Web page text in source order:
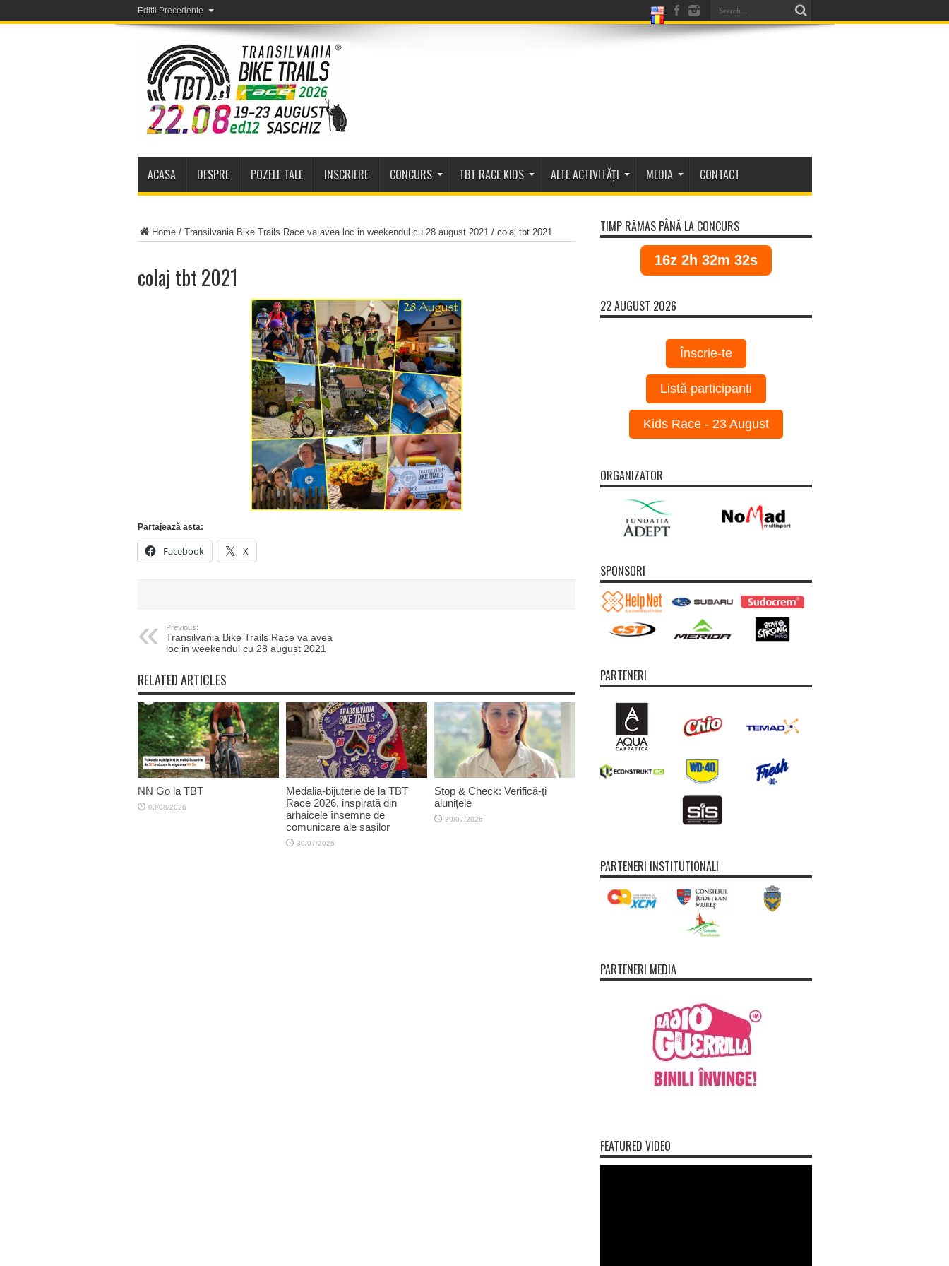
Editii Precedente
ACASA DESPRE POZELE TALE INSCRIERE CONCURS TBT RACE KIDS ALTE ACTIVITĂȚI MEDIA CONTACT
Home/ Transilvania Bike Trails Race va avea loc in weekendul cu 28 august 2021/ colaj tbt 2021
colaj tbt 2021
Partajează asta:
Facebook X
Previous:
Transilvania Bike Trails Race va avea
loc in weekendul cu 28 august 2021
RELATED ARTICLES
NN Go la TBT
03/08/2026
Medalia-bijuterie de la TBT
Race 2026, inspirată din
arhaicele însemne de
comunicare ale sașilor
30/07/2026
Stop & Check: Verifică-ți
alunițele
30/07/2026
TIMP RĂMAS PÂNĂ LA CONCURS
16z 2h 32m 32s
22 AUGUST 2026
Înscrie-te
Listă participanți
Kids Race - 23 August
ORGANIZATOR
SPONSORI
PARTENERI
PARTENERI INSTITUTIONALI
PARTENERI MEDIA
FEATURED VIDEO